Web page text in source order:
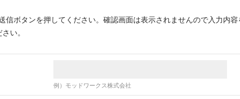
信ボタンを押してください。確認画面は表示されませんので入力内
い。
例）モッドワークス株式会社